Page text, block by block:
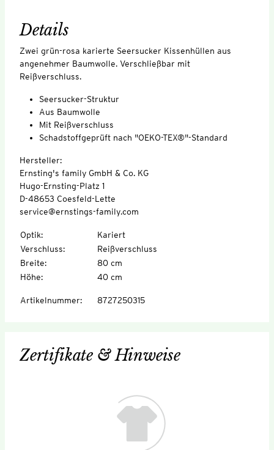
Details
Zwei grün-rosa karierte Seersucker Kissenhüllen aus
angenehmer Baumwolle. Verschließbar mit
Reißverschluss.
Seersucker-Struktur
Aus Baumwolle
Mit Reißverschluss
Schadstoffgeprüft nach "OEKO-TEX®"-Standard
Hersteller:
Ernsting's family GmbH & Co. KG
Hugo-Ernsting-Platz 1
D-48653 Coesfeld-Lette
service@ernstings-family.com
Optik:
Kariert
Verschluss:
Reißverschluss
Breite:
80 cm
Höhe: 40 cm
Artikelnummer: 8727250315
Zertifikate & Hinweise